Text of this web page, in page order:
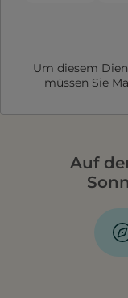
Um diesem
müssen Sie
Auf